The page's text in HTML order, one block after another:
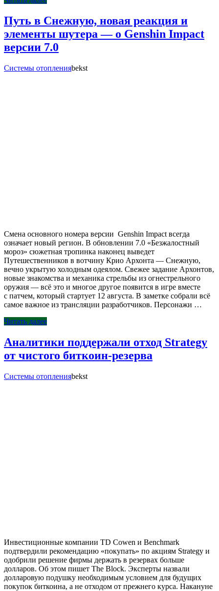
Путь в Снежную, новая реакция и
элементы шутера — о Genshin Impact
версии 7.0
Системы отопленияbekst
Смена основного номера версии Genshin Impact всегда
означает новый регион. В обновлении 7.0 «Безжалостный
мороз» сюжетная тропинка наконец выведет
Путешественников в вотчину Крио Архонта — Снежную,
вечно укрытую холодным одеялом. Свежее задание Архонтов,
новые знакомства и механика стрельбы из огнестрельного
оружия — всё это и многое другое появится в игре вместе
с патчем, который стартует 12 августа. В заметке собрали всё
самое важное из трансляции разработчиков. Персонажи …
Читать далее
Аналитики поддержали отход Strategy
от чистого биткоин-резерва
Системы отопленияbekst
Инвестиционные компании TD Cowen и Benchmark
подтвердили рекомендацию «покупать» по акциям Strategy и
одобрили решение фирмы держать в резервах больше
долларов. Об этом пишет The Block. Эксперты назвали
долларовую подушку необходимым условием для будущих
покупок биткоина, а не отходом от прежнего курса. Накануне